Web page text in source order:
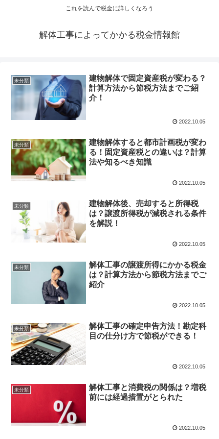
これを読んで税金に詳しくなろう
解体工事によってかかる税金情報館
未分類
建物解体で固定資産税が変わる？
計算方法から節税方法までご紹
介！
2022.10.05
未分類
建物解体すると都市計画税が変わ
る！固定資産税との違いは？計算
法や知るべき知識
2022.10.05
未分類
建物解体後、売却すると所得税
は？譲渡所得税が減税される条件
を解説！
2022.10.05
未分類
解体工事の譲渡所得にかかる税金
は？計算方法から節税方法までご
紹介
2022.10.05
未分類
解体工事の確定申告方法！勘定科
目の仕分け方で節税ができる！
2022.10.05
未分類
解体工事と消費税の関係は？増税
前には経過措置がとられた
2022.10.05